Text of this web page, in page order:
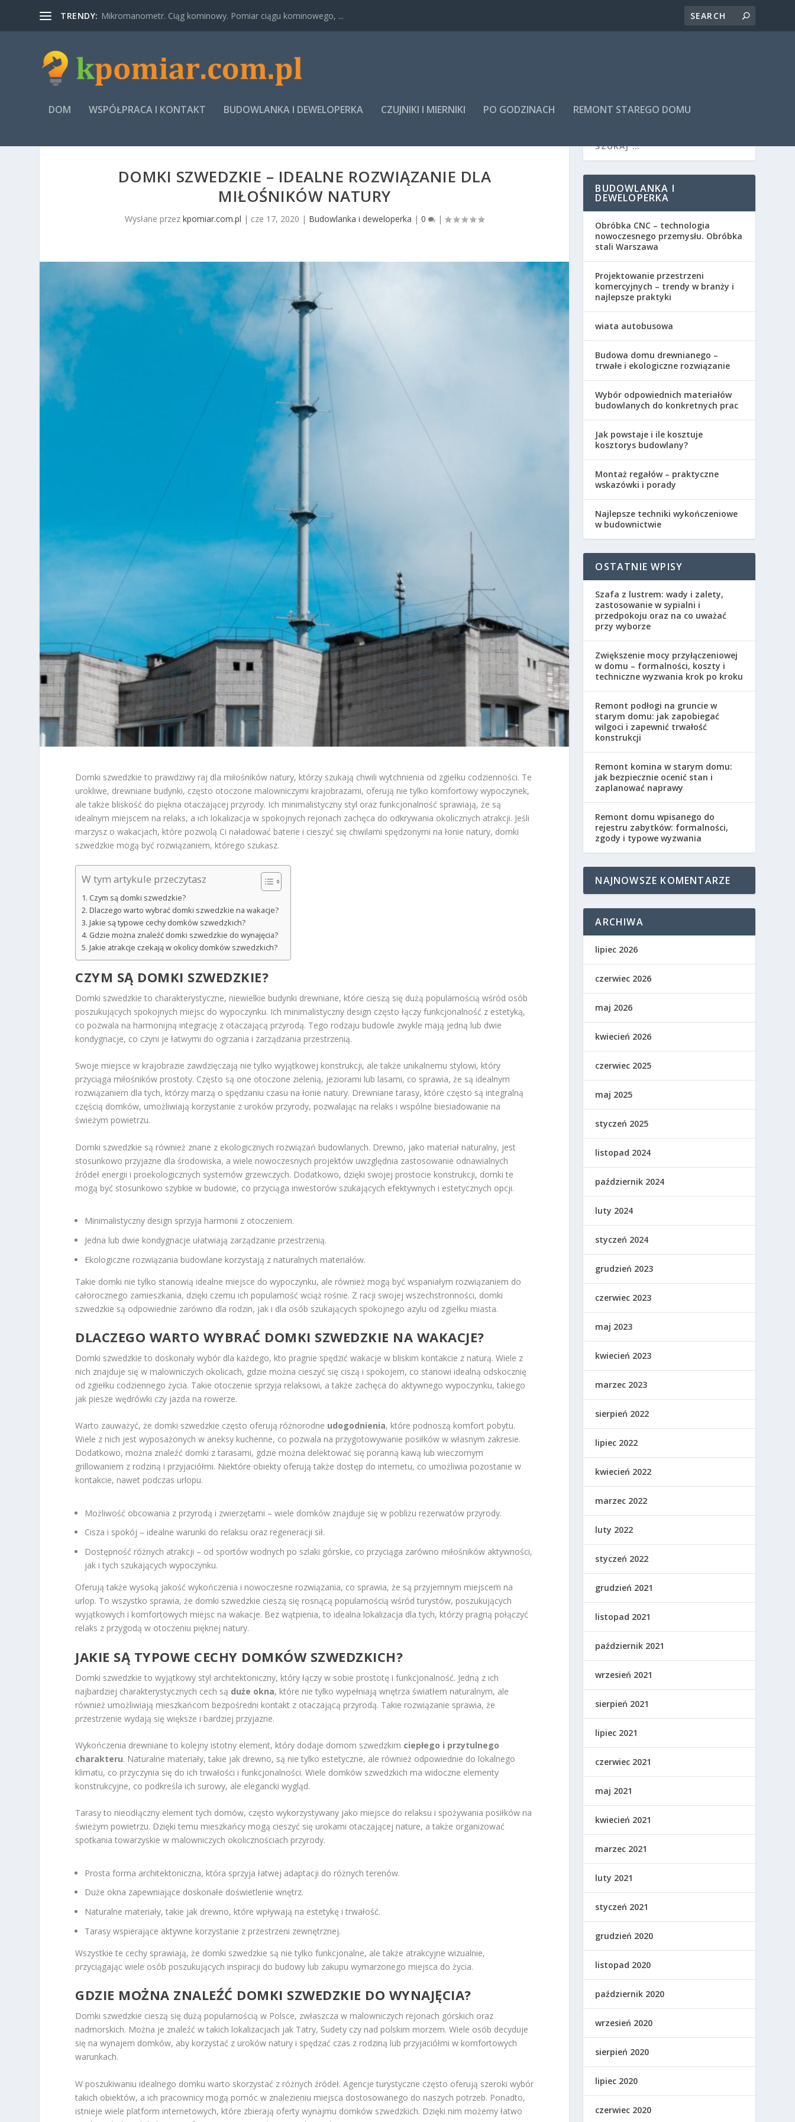
TRENDY: Mikromanometr. Ciąg kominowy. Pomiar ciągu kominowego, ...
DOM WSPÓŁPRACA I KONTAKT BUDOWLANKA I DEWELOPERKA CZUJNIKI I MIERNIKI PO GODZINACH REMONT STAREGO DOMU
DOMKI SZWEDZKIE – IDEALNE ROZWIĄZANIE DLA
MIŁOŚNIKÓW NATURY
Wysłane przezkpomiar.com.pl | cze 17, 2020 | Budowlanka i deweloperka |0 |
Domki szwedzkie to prawdziwy raj dla miłośników natury, którzy szukają chwili wytchnienia od zgiełku codzienności. Te
urokliwe, drewniane budynki, często otoczone malowniczymi krajobrazami, oferują nie tylko komfortowy wypoczynek,
ale także bliskość do piękna otaczającej przyrody. Ich minimalistyczny styl oraz funkcjonalność sprawiają, że są
idealnym miejscem na relaks, a ich lokalizacja w spokojnych rejonach zachęca do odkrywania okolicznych atrakcji. Jeśli
marzysz o wakacjach, które pozwolą Ci naładować baterie i cieszyć się chwilami spędzonymi na łonie natury, domki
szwedzkie mogą być rozwiązaniem, którego szukasz.
W tym artykule przeczytasz
Czym są domki szwedzkie?
Dlaczego warto wybrać domki szwedzkie na wakacje?
Jakie są typowe cechy domków szwedzkich?
Gdzie można znaleźć domki szwedzkie do wynajęcia?
Jakie atrakcje czekają w okolicy domków szwedzkich?
CZYM SĄ DOMKI SZWEDZKIE?
Domki szwedzkie to charakterystyczne, niewielkie budynki drewniane, które cieszą się dużą popularnością wśród osób
poszukujących spokojnych miejsc do wypoczynku. Ich minimalistyczny design często łączy funkcjonalność z estetyką,
co pozwala na harmonijną integrację z otaczającą przyrodą. Tego rodzaju budowle zwykle mają jedną lub dwie
kondygnacje, co czyni je łatwymi do ogrzania i zarządzania przestrzenią.
Swoje miejsce w krajobrazie zawdzięczają nie tylko wyjątkowej konstrukcji, ale także unikalnemu stylowi, który
przyciąga miłośników prostoty. Często są one otoczone zielenią, jeziorami lub lasami, co sprawia, że są idealnym
rozwiązaniem dla tych, którzy marzą o spędzaniu czasu na łonie natury. Drewniane tarasy, które często są integralną
częścią domków, umożliwiają korzystanie z uroków przyrody, pozwalając na relaks i wspólne biesiadowanie na
świeżym powietrzu.
Domki szwedzkie są również znane z ekologicznych rozwiązań budowlanych. Drewno, jako materiał naturalny, jest
stosunkowo przyjazne dla środowiska, a wiele nowoczesnych projektów uwzględnia zastosowanie odnawialnych
źródeł energii i proekologicznych systemów grzewczych. Dodatkowo, dzięki swojej prostocie konstrukcji, domki te
mogą być stosunkowo szybkie w budowie, co przyciąga inwestorów szukających efektywnych i estetycznych opcji.
Minimalistyczny design sprzyja harmonii z otoczeniem.
Jedna lub dwie kondygnacje ułatwiają zarządzanie przestrzenią.
Ekologiczne rozwiązania budowlane korzystają z naturalnych materiałów.
Takie domki nie tylko stanowią idealne miejsce do wypoczynku, ale również mogą być wspaniałym rozwiązaniem do
całorocznego zamieszkania, dzięki czemu ich popularność wciąż rośnie. Z racji swojej wszechstronności, domki
szwedzkie są odpowiednie zarówno dla rodzin, jak i dla osób szukających spokojnego azylu od zgiełku miasta.
DLACZEGO WARTO WYBRAĆ DOMKI SZWEDZKIE NA WAKACJE?
Domki szwedzkie to doskonały wybór dla każdego, kto pragnie spędzić wakacje w bliskim kontakcie z naturą. Wiele z
nich znajduje się w malowniczych okolicach, gdzie można cieszyć się ciszą i spokojem, co stanowi idealną odskocznię
od zgiełku codziennego życia. Takie otoczenie sprzyja relaksowi, a także zachęca do aktywnego wypoczynku, takiego
jak piesze wędrówki czy jazda na rowerze.
Warto zauważyć, że domki szwedzkie często oferują różnorodne udogodnienia, które podnoszą komfort pobytu.
Wiele z nich jest wyposażonych w aneksy kuchenne, co pozwala na przygotowywanie posiłków w własnym zakresie.
Dodatkowo, można znaleźć domki z tarasami, gdzie można delektować się poranną kawą lub wieczornym
grillowaniem z rodziną i przyjaciółmi. Niektóre obiekty oferują także dostęp do internetu, co umożliwia pozostanie w
kontakcie, nawet podczas urlopu.
Możliwość obcowania z przyrodą i zwierzętami – wiele domków znajduje się w pobliżu rezerwatów przyrody.
Cisza i spokój – idealne warunki do relaksu oraz regeneracji sił.
Dostępność różnych atrakcji – od sportów wodnych po szlaki górskie, co przyciąga zarówno miłośników aktywności,
jak i tych szukających wypoczynku.
Oferują także wysoką jakość wykończenia i nowoczesne rozwiązania, co sprawia, że są przyjemnym miejscem na
urlop. To wszystko sprawia, że domki szwedzkie cieszą się rosnącą popularnością wśród turystów, poszukujących
wyjątkowych i komfortowych miejsc na wakacje. Bez wątpienia, to idealna lokalizacja dla tych, którzy pragną połączyć
relaks z przygodą w otoczeniu pięknej natury.
JAKIE SĄ TYPOWE CECHY DOMKÓW SZWEDZKICH?
Domki szwedzkie to wyjątkowy styl architektoniczny, który łączy w sobie prostotę i funkcjonalność. Jedną z ich
najbardziej charakterystycznych cech są duże okna, które nie tylko wypełniają wnętrza światłem naturalnym, ale
również umożliwiają mieszkańcom bezpośredni kontakt z otaczającą przyrodą. Takie rozwiązanie sprawia, że
przestrzenie wydają się większe i bardziej przyjazne.
Wykończenia drewniane to kolejny istotny element, który dodaje domom szwedzkim ciepłego i przytulnego
charakteru. Naturalne materiały, takie jak drewno, są nie tylko estetyczne, ale również odpowiednie do lokalnego
klimatu, co przyczynia się do ich trwałości i funkcjonalności. Wiele domków szwedzkich ma widoczne elementy
konstrukcyjne, co podkreśla ich surowy, ale elegancki wygląd.
Tarasy to nieodłączny element tych domów, często wykorzystywany jako miejsce do relaksu i spożywania posiłków na
świeżym powietrzu. Dzięki temu mieszkańcy mogą cieszyć się urokami otaczającej nature, a także organizować
spotkania towarzyskie w malowniczych okolicznościach przyrody.
Prosta forma architektoniczna, która sprzyja łatwej adaptacji do różnych terenów.
Duże okna zapewniające doskonałe doświetlenie wnętrz.
Naturalne materiały, takie jak drewno, które wpływają na estetykę i trwałość.
Tarasy wspierające aktywne korzystanie z przestrzeni zewnętrznej.
Wszystkie te cechy sprawiają, że domki szwedzkie są nie tylko funkcjonalne, ale także atrakcyjne wizualnie,
przyciągając wiele osób poszukujących inspiracji do budowy lub zakupu wymarzonego miejsca do życia.
GDZIE MOŻNA ZNALEŹĆ DOMKI SZWEDZKIE DO WYNAJĘCIA?
Domki szwedzkie cieszą się dużą popularnością w Polsce, zwłaszcza w malowniczych rejonach górskich oraz
nadmorskich. Można je znaleźć w takich lokalizacjach jak Tatry, Sudety czy nad polskim morzem. Wiele osób decyduje
się na wynajem domków, aby korzystać z uroków natury i spędzać czas z rodziną lub przyjaciółmi w komfortowych
warunkach.
W poszukiwaniu idealnego domku warto skorzystać z różnych źródeł. Agencje turystyczne często oferują szeroki wybór
takich obiektów, a ich pracownicy mogą pomóc w znalezieniu miejsca dostosowanego do naszych potrzeb. Ponadto,
istnieje wiele platform internetowych, które zbierają oferty wynajmu domków szwedzkich. Dzięki nim możemy łatwo
BUDOWLANKA I
DEWELOPERKA
Obróbka CNC – technologia
nowoczesnego przemysłu. Obróbka
stali Warszawa
Projektowanie przestrzeni
komercyjnych – trendy w branży i
najlepsze praktyki
wiata autobusowa
Budowa domu drewnianego –
trwałe i ekologiczne rozwiązanie
Wybór odpowiednich materiałów
budowlanych do konkretnych prac
Jak powstaje i ile kosztuje
kosztorys budowlany?
Montaż regałów – praktyczne
wskazówki i porady
Najlepsze techniki wykończeniowe
w budownictwie
OSTATNIE WPISY
Szafa z lustrem: wady i zalety,
zastosowanie w sypialni i
przedpokoju oraz na co uważać
przy wyborze
Zwiększenie mocy przyłączeniowej
w domu – formalności, koszty i
techniczne wyzwania krok po kroku
Remont podłogi na gruncie w
starym domu: jak zapobiegać
wilgoci i zapewnić trwałość
konstrukcji
Remont komina w starym domu:
jak bezpiecznie ocenić stan i
zaplanować naprawy
Remont domu wpisanego do
rejestru zabytków: formalności,
zgody i typowe wyzwania
NAJNOWSZE KOMENTARZE
ARCHIWA
lipiec 2026
czerwiec 2026
maj 2026
kwiecień 2026
czerwiec 2025
maj 2025
styczeń 2025
listopad 2024
październik 2024
luty 2024
styczeń 2024
grudzień 2023
czerwiec 2023
maj 2023
kwiecień 2023
marzec 2023
sierpień 2022
lipiec 2022
kwiecień 2022
marzec 2022
luty 2022
styczeń 2022
grudzień 2021
listopad 2021
październik 2021
wrzesień 2021
sierpień 2021
lipiec 2021
czerwiec 2021
maj 2021
kwiecień 2021
marzec 2021
luty 2021
styczeń 2021
grudzień 2020
listopad 2020
październik 2020
wrzesień 2020
sierpień 2020
lipiec 2020
czerwiec 2020